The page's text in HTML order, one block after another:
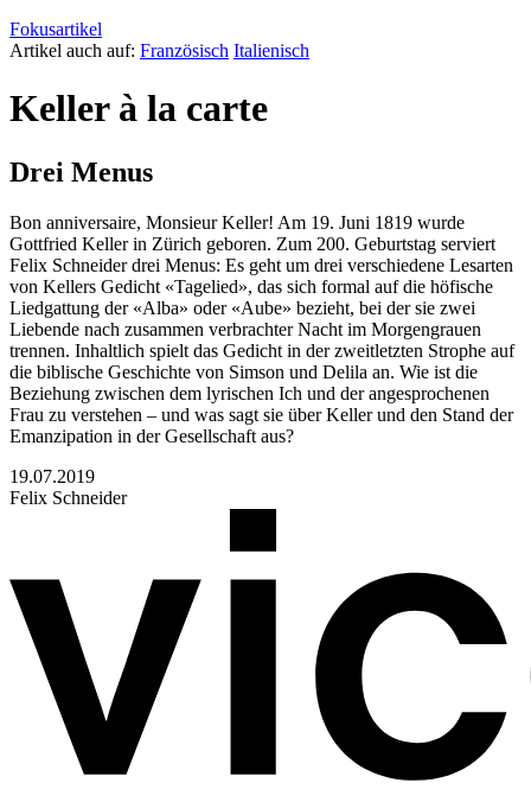
Fokusartikel
Artikel auch auf: Französisch Italienisch
Keller à la carte
Drei Menus
Bon anniversaire, Monsieur Keller! Am 19. Juni 1819 wurde
Gottfried Keller in Zürich geboren. Zum 200. Geburtstag serviert
Felix Schneider drei Menus: Es geht um drei verschiedene Lesarten
von Kellers Gedicht «Tagelied», das sich formal auf die höfische
Liedgattung der «Alba» oder «Aube» bezieht, bei der sie zwei
Liebende nach zusammen verbrachter Nacht im Morgengrauen
trennen. Inhaltlich spielt das Gedicht in der zweitletzten Strophe auf
die biblische Geschichte von Simson und Delila an. Wie ist die
Beziehung zwischen dem lyrischen Ich und der angesprochenen
Frau zu verstehen – und was sagt sie über Keller und den Stand der
Emanzipation in der Gesellschaft aus?
19.07.2019
Felix Schneider